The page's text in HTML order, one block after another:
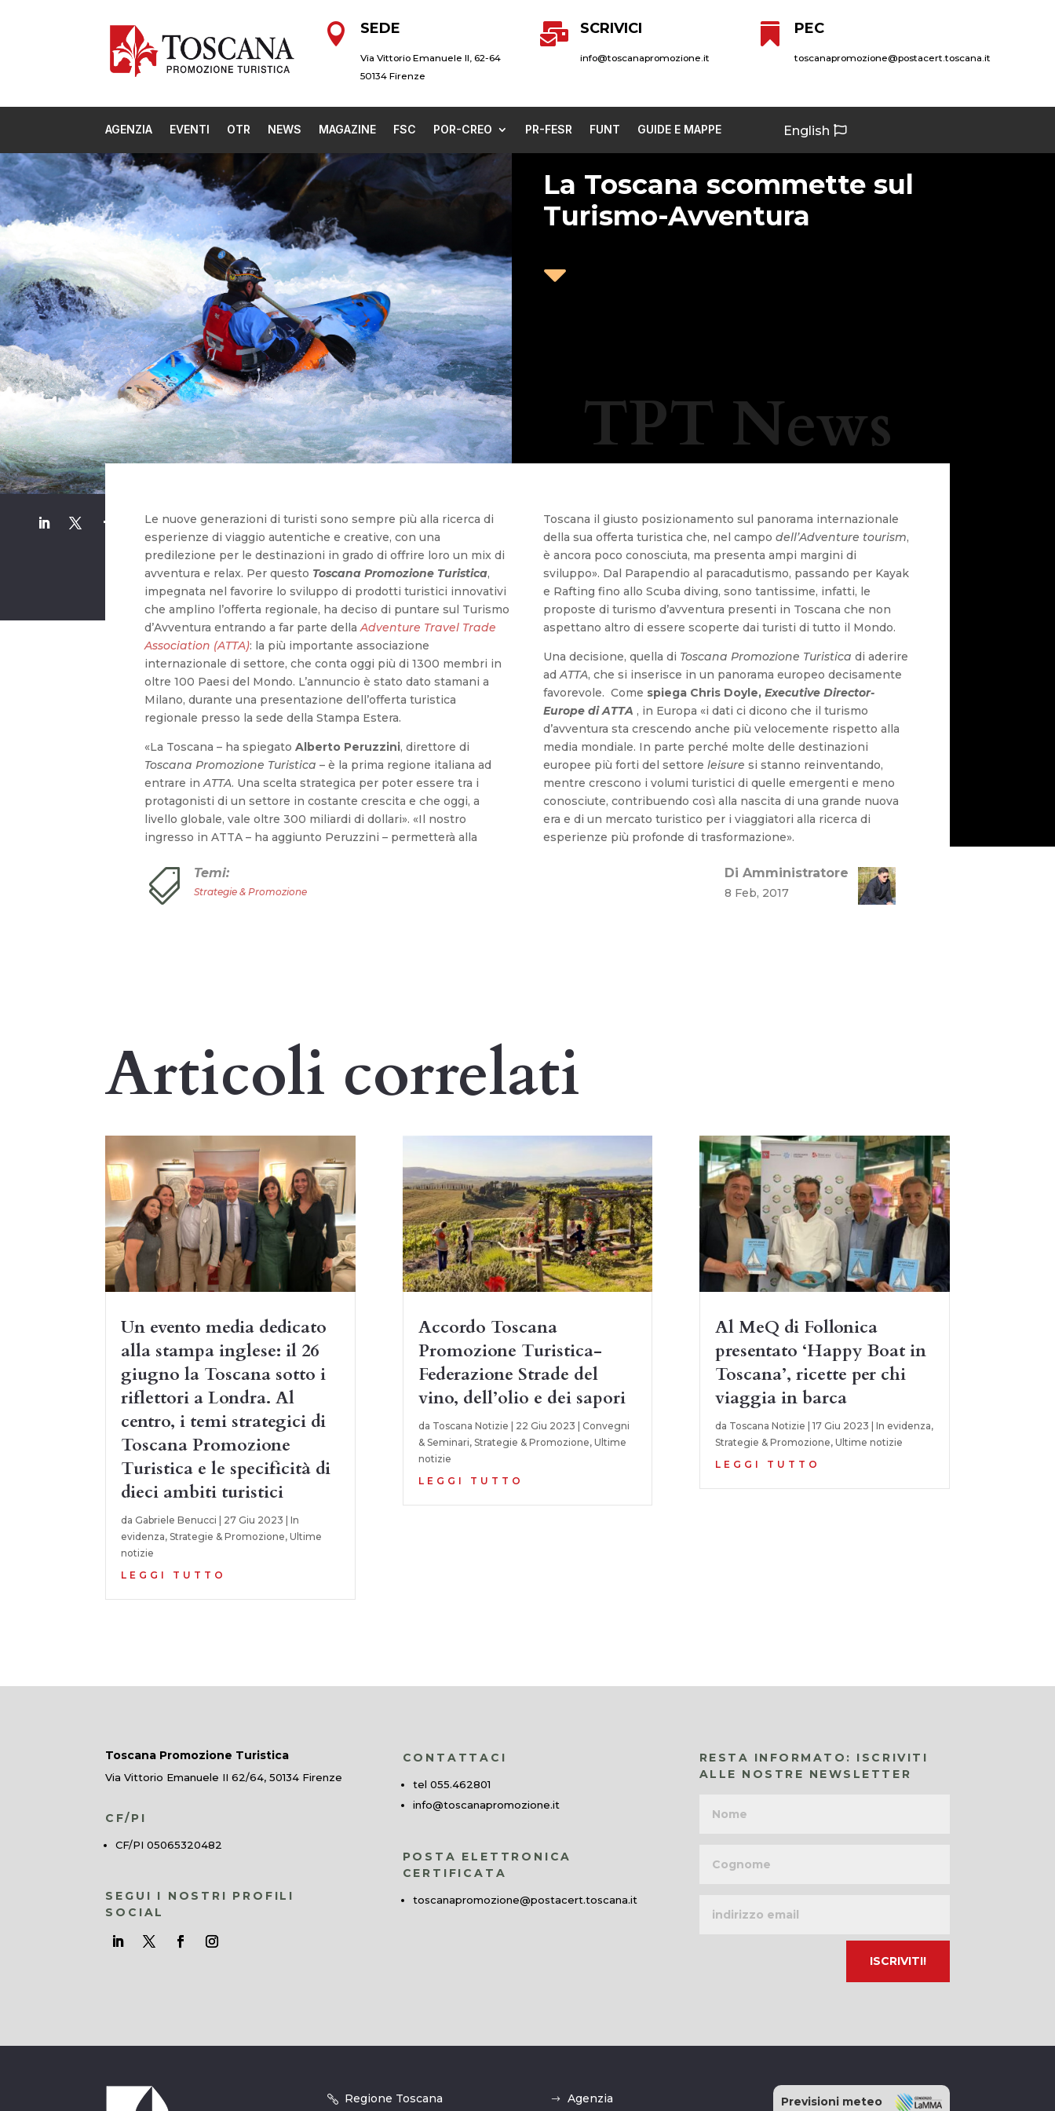
 SEDE
Via Vittorio Emanuele II, 62-64
50134 Firenze
 SCRIVICI
info@toscanapromozione.it
 PEC
toscanapromozione@postacert.toscana.it
AGENZIA EVENTI OTR NEWS MAGAZINE FSC POR-CREO PR-FESR FUNT GUIDE E MAPPE English
TPT News
La Toscana scommette sul
Turismo-Avventura

Le nuove generazioni di turisti sono sempre più alla ricerca di
esperienze di viaggio autentiche e creative, con una
predilezione per le destinazioni in grado di offrire loro un mix di
avventura e relax. Per questo Toscana Promozione Turistica,
impegnata nel favorire lo sviluppo di prodotti turistici innovativi
che amplino l’offerta regionale, ha deciso di puntare sul Turismo
d’Avventura entrando a far parte dellaAdventure Travel Trade
Association (ATTA): la più importante associazione
internazionale di settore, che conta oggi più di 1300 membri in
oltre 100 Paesi del Mondo. L’annuncio è stato dato stamani a
Milano, durante una presentazione dell’offerta turistica
regionale presso la sede della Stampa Estera.
«La Toscana – ha spiegatoAlberto Peruzzini, direttore di
Toscana Promozione Turistica – è la prima regione italiana ad
entrare inATTA. Una scelta strategica per poter essere tra i
protagonisti di un settore in costante crescita e che oggi, a
livello globale, vale oltre 300 miliardi di dollari». «Il nostro
ingresso in ATTA – ha aggiunto Peruzzini – permetterà alla
Toscana il giusto posizionamento sul panorama internazionale
della sua offerta turistica che, nel campo dell’Adventure tourism,
è ancora poco conosciuta, ma presenta ampi margini di
sviluppo». Dal Parapendio al paracadutismo, passando per Kayak
e Rafting fino allo Scuba diving, sono tantissime, infatti, le
proposte di turismo d’avventura presenti in Toscana che non
aspettano altro di essere scoperte dai turisti di tutto il Mondo.
Una decisione, quella di Toscana Promozione Turistica di aderire
ad ATTA, che si inserisce in un panorama europeo decisamente
favorevole. Come spiega Chris Doyle, Executive Director-
Europe di ATTA , in Europa «i dati ci dicono che il turismo
d’avventura sta crescendo anche più velocemente rispetto alla
media mondiale. In parte perché molte delle destinazioni
europee più forti del settore leisure si stanno reinventando,
mentre crescono i volumi turistici di quelle emergenti e meno
conosciute, contribuendo così alla nascita di una grande nuova
era e di un mercato turistico per i viaggiatori alla ricerca di
esperienze più profonde di trasformazione».
 Temi:
Strategie & Promozione
Di Amministratore
8 Feb, 2017
Articoli correlati
Un evento media dedicato
alla stampa inglese: il 26
giugno la Toscana sotto i
riflettori a Londra. Al
centro, i temi strategici di
Toscana Promozione
Turistica e le specificità di
dieci ambiti turistici
da Gabriele Benucci 27 Giu 2023 |In
evidenza,Strategie & Promozione,Ultime
notizie
LEGGI TUTTO
Accordo Toscana
Promozione Turistica-
Federazione Strade del
vino, dell’olio e dei sapori
da Toscana Notizie 22 Giu 2023
Convegni
& Seminari, Strategie & Promozione, Ultime
notizie
LEGGI TUTTO
Al MeQ di Follonica
presentato ‘Happy Boat in
Toscana’, ricette per chi
viaggia in barca
da Toscana Notizie 17 Giu 2023 In evidenza,
Strategie & Promozione, Ultime notizie
LEGGI TUTTO
Toscana Promozione Turistica
Via Vittorio Emanuele II 62/64, 50134 Firenze
CF/PI
CF/PI 05065320482
SEGUI I NOSTRI PROFILI
SOCIAL
CONTATTACI
tel 055.462801
info@toscanapromozione.it
POSTA ELETTRONICA
CERTIFICATA
toscanapromozione@postacert.toscana.it
RESTA INFORMATO: ISCRIVITI
ALLE NOSTRE NEWSLETTER
email
Regione Toscana Agenzia Previsioni meteo